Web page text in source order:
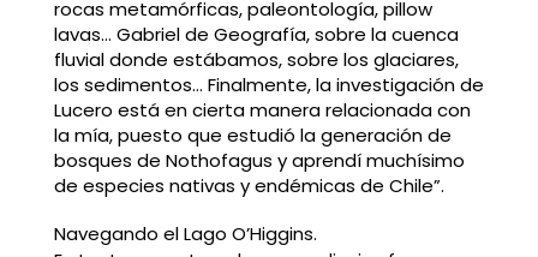
rocas metamórficas, paleontología, pillow
lavas… Gabriel de Geografía, sobre la cuenca
fluvial donde estábamos, sobre los glaciares,
los sedimentos… Finalmente, la investigación de
Lucero está en cierta manera relacionada con
la mía, puesto que estudió la generación de
bosques de Nothofagus y aprendí muchísimo
de especies nativas y endémicas de Chile”.
Navegando el Lago O’Higgins.